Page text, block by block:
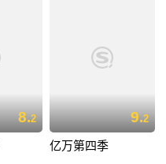
8.2 9.2
亿万第四季